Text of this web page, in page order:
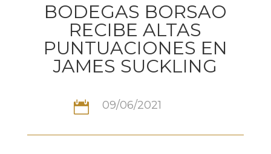
BODEGAS BORSAO
RECIBE ALTAS
PUNTUACIONES EN
JAMES SUCKLING
 09/06/2021